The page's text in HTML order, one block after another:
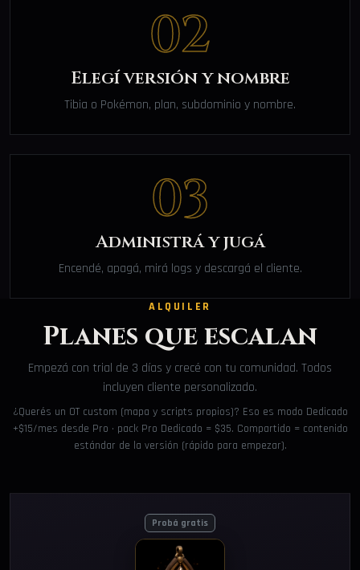
02
Elegí versión y nombre
Tibia o Pokémon, plan, subdominio y nombre.
03
Administrá y jugá
Encendé, apagá, mirá logs y descargá el cliente.
ALQUILER
Planes que escalan
Empezá con trial de 3 días y crecé con tu comunidad. Todos
incluyen cliente personalizado.
¿Querés un OT custom (mapa y scripts propios)? Eso es modo Dedicado
+$15/mes desde Pro · pack Pro Dedicado = $35. Compartido = contenido
estándar de la versión (rápido para empezar).
Probá gratis